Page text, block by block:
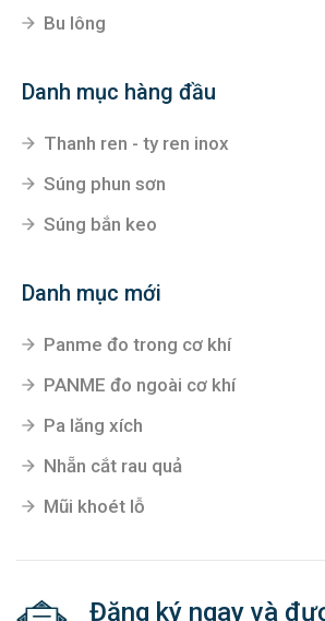
Bu lông
Danh mục hàng đầu
Thanh ren - ty ren inox
Súng phun sơn
Súng bắn keo
Danh mục mới
Panme đo trong cơ khí
PANME đo ngoài cơ khí
Pa lăng xích
Nhẵn cắt rau quả
Mũi khoét lỗ
Đăng ký ngay và